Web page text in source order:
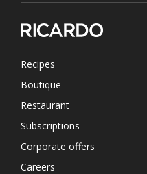
Recipes
Boutique
Restaurant
Subscriptions
Corporate offers
Careers